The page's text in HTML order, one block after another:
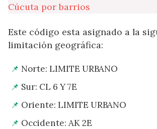
Cúcuta por barrios
Este código esta asignado a la
limitación geográfica:
Norte: LIMITE URBANO
Sur: CL 6 Y 7E
Oriente: LIMITE URBANO
Occidente: AK 2E